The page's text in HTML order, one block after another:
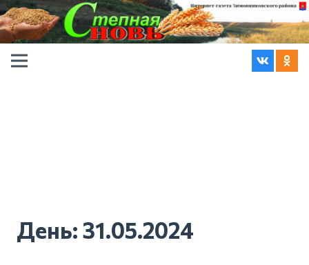
День: 31.05.2024